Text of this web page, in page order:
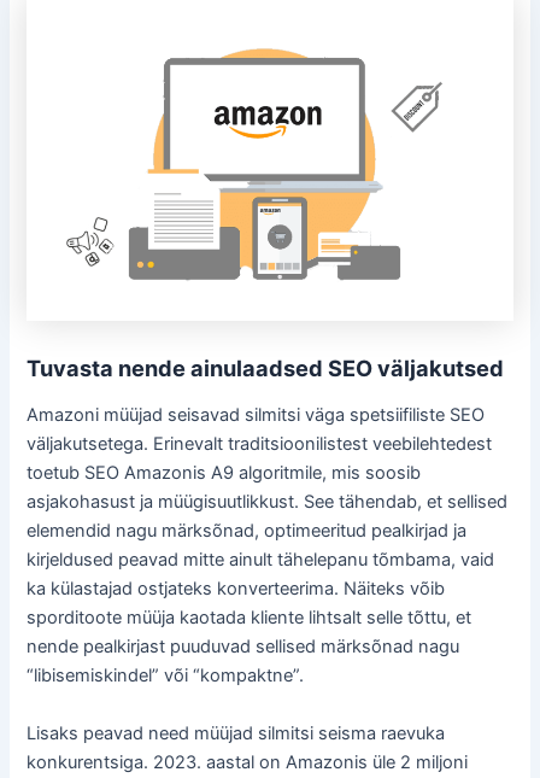
Tuvasta nende ainulaadsed SEO väljakutsed
Amazoni müüjad seisavad silmitsi väga spetsiifiliste SEO
väljakutsetega. Erinevalt traditsioonilistest veebilehtedest
toetub SEO Amazonis A9 algoritmile, mis soosib
asjakohasust ja müügisuutlikkust. See tähendab, et sellised
elemendid nagu märksõnad, optimeeritud pealkirjad ja
kirjeldused peavad mitte ainult tähelepanu tõmbama, vaid
ka külastajad ostjateks konverteerima. Näiteks võib
sporditoote müüja kaotada kliente lihtsalt selle tõttu, et
nende pealkirjast puuduvad sellised märksõnad nagu
“libisemiskindel” või “kompaktne”.
Lisaks peavad need müüjad silmitsi seisma raevuka
konkurentsiga. 2023. aastal on Amazonis üle 2 miljoni